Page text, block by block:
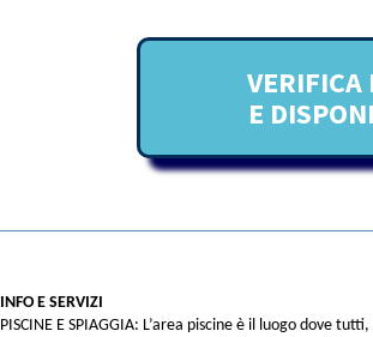
VERIFICA
E
INFO E SERVIZI
PISCINE E SPIAGGIA: L’area piscine è il luogo dove